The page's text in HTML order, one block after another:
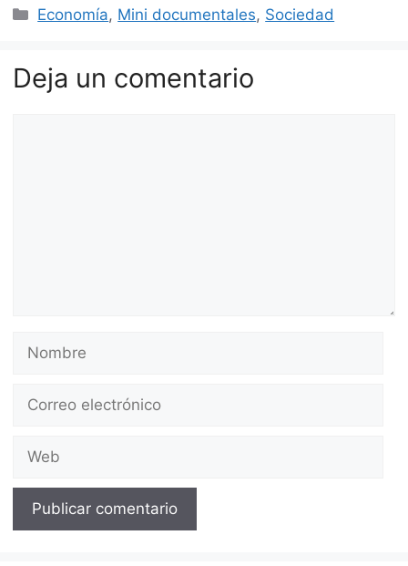
Categorías
Economía, Mini documentales, Sociedad
Deja un comentario
Nombre
Correo
Web